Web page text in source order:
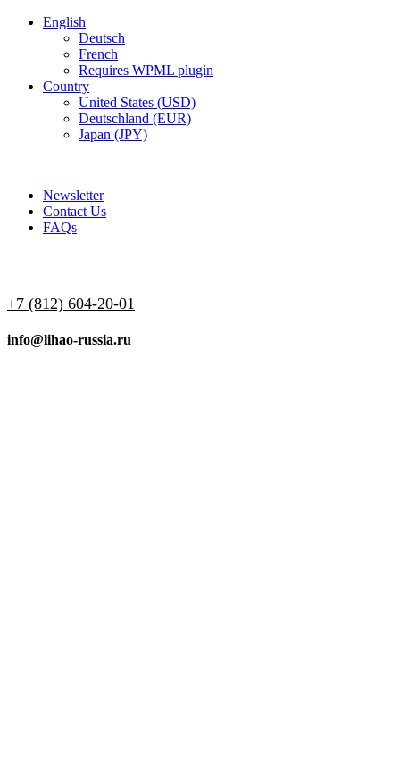
English
Deutsch
French
Requires WPML plugin
Country
United States (USD)
Deutschland (EUR)
Japan (JPY)
Newsletter
Contact Us
FAQs
+7 (812) 604-20-01
info@lihao-russia.ru